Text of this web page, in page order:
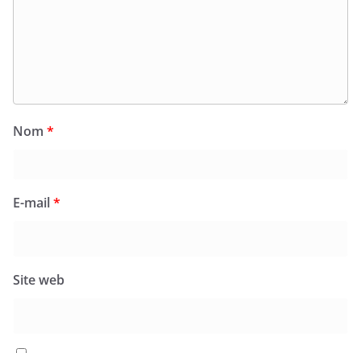
Nom *
E-mail*
Site web